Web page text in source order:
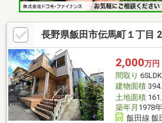
長野県飯田市伝馬町１丁目
2,000万円
間取り 6SLDK
建物面積
土地面積
築年月 1978
飯田線 飯